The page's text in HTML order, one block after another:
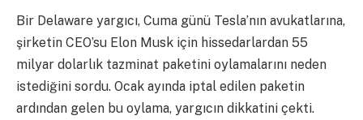
Bir Delaware yargıcı, Cuma günü Tesla’nın avukatlarına,
şirketin CEO’su Elon Musk için hissedarlardan 55
milyar dolarlık tazminat paketini oylamalarını neden
istediğini sordu. Ocak ayında iptal edilen paketin
ardından gelen bu oylama, yargıcın dikkatini çekti.